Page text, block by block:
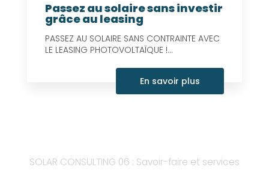
Passez au solaire sans investir
grâce au leasing
PASSEZ AU SOLAIRE SANS CONTRAINTE AVEC
LE LEASING PHOTOVOLTAÏQUE !...
En savoir plus
SOLAR CONSULTING 06 : Savoir-faire et services